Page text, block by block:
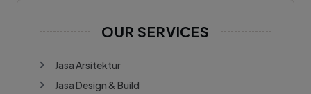
OUR SERVICES
Jasa Arsitektur
Jasa Design & Build